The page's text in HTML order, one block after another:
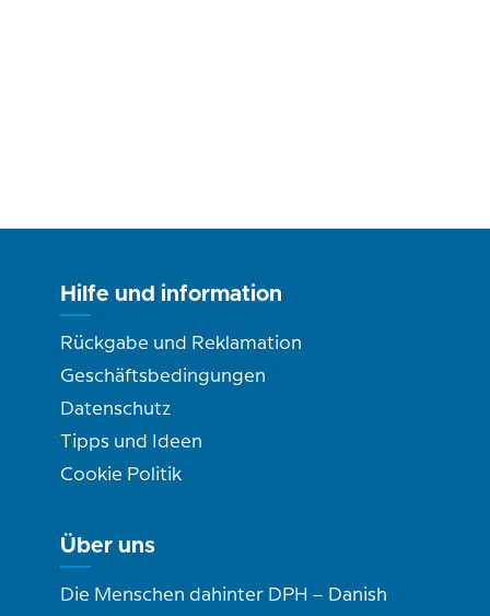
Hilfe und information
Rückgabe und Reklamation
Geschäftsbedingungen
Datenschutz
Tipps und Ideen
Cookie Politik
Über uns
Die Menschen dahinter DPH – Danish